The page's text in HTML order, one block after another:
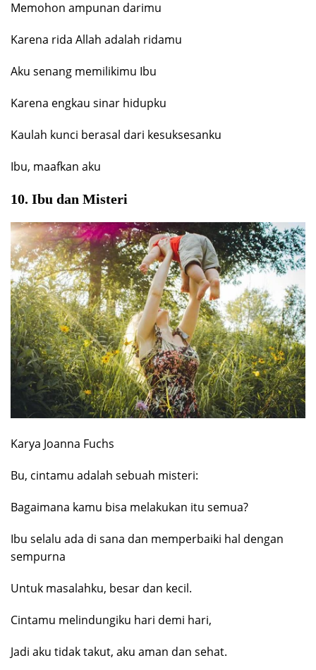
Memohon ampunan darimu
Karena rida Allah adalah ridamu
Aku senang memilikimu Ibu
Karena engkau sinar hidupku
Kaulah kunci berasal dari kesuksesanku
Ibu, maafkan aku
10. Ibu dan Misteri
Karya Joanna Fuchs
Bu, cintamu adalah sebuah misteri:
Bagaimana kamu bisa melakukan itu semua?
Ibu selalu ada di sana dan memperbaiki hal dengan
sempurna
Untuk masalahku, besar dan kecil.
Cintamu melindungiku hari demi hari,
Jadi aku tidak takut, aku aman dan sehat.